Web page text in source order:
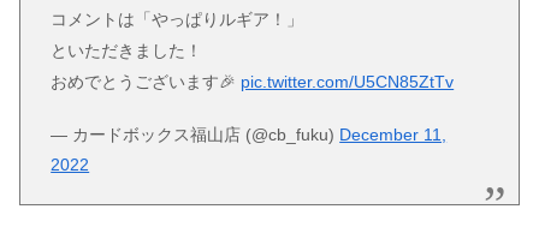
コメントは「やっぱりルギア！」
といただきました！
おめでとうございます🎉 pic.twitter.com/U5CN85ZtTv
— カードボックス福山店 (@cb_fuku) December 11,
2022